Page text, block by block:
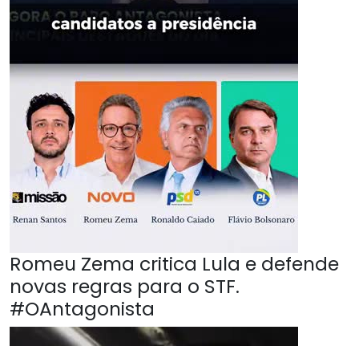
Romeu Zema critica Lula e defende
novas regras para o STF.
#OAntagonista